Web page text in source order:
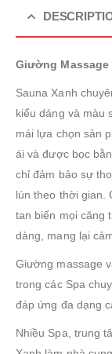
Giường Massage
Sauna Xanh
kiểu dáng và màu
mái lựa chọn sản
ái và được bọc
chỉ đảm bảo sự
lún theo thời gian.
tan biến mọi căng
dàng, mang lại
Giường massage
trong các Spa
đáp ứng đa dạng
Nhiều Spa, trung